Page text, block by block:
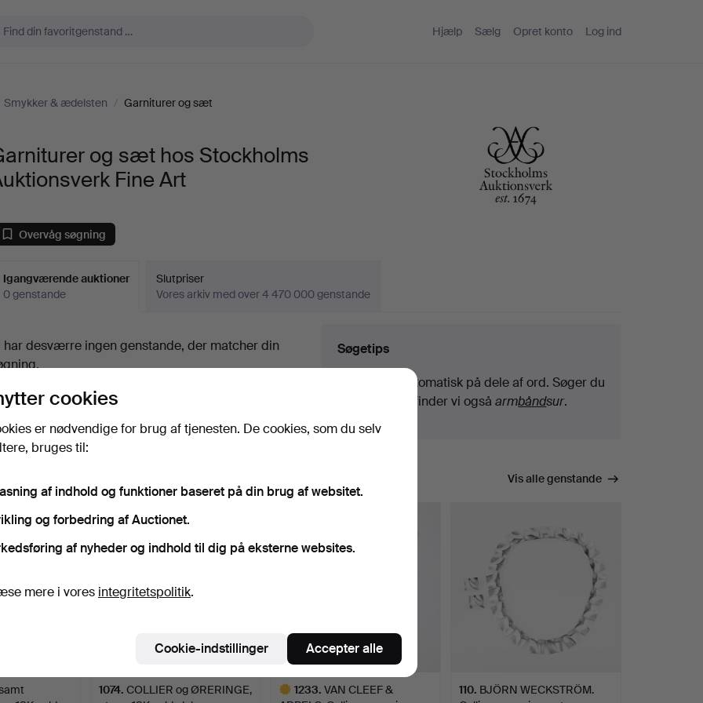
Hjælp Sælg Opret konto Log ind
Smykker & ædelsten / Garniturer og sæt
og sæt hos Stockholms
Fine Art
Overvåg søgning
Igangværende auktioner
0 genstande
Slutpriser
Vores arkiv med over 4 470 000 genstande
har desværre ingen genstande, der matcher din
på“Overvåg søgning”
Søgetips
Vi søger automatisk på dele af ord. Søger du
, finder vi ogsåarmbåndsur.
der matcher din søgning Vis alle genstande
1074. COLLIER og ØRERINGE,
1233. VAN CLEEF &
110. BJÖRN WECKSTRÖM.
cookies
er nødvendige for brug af tjenesten. De cookies, som du selv
bruges til:
af indhold og funktioner baseret på din brug af websitet.
og forbedring af Auctionet.
af nyheder og indhold til dig på eksterne websites.
mere i vores integritetspolitik.
Cookie-indstillinger Accepter alle